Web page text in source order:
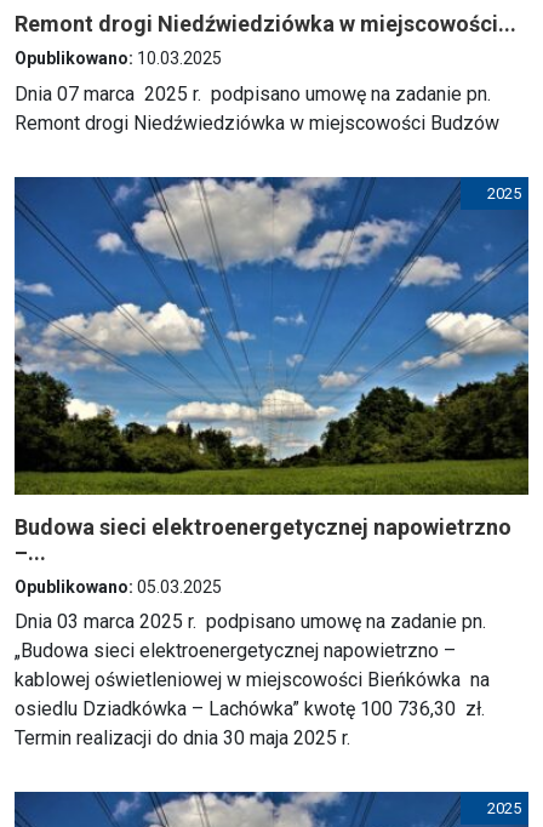
Remont drogi Niedźwiedziówka w miejscowości...
Opublikowano: 10.03.2025
Dnia 07 marca 2025 r. podpisano umowę na zadanie pn.
Remont drogi Niedźwiedziówka w miejscowości Budzów
2025
Budowa sieci elektroenergetycznej napowietrzno
–...
Opublikowano: 05.03.2025
Dnia 03 marca 2025 r. podpisano umowę na zadanie pn.
„Budowa sieci elektroenergetycznej napowietrzno –
kablowej oświetleniowej w miejscowości Bieńkówka na
osiedlu Dziadkówka – Lachówka” kwotę 100 736,30 zł.
Termin realizacji do dnia 30 maja 2025 r.
2025